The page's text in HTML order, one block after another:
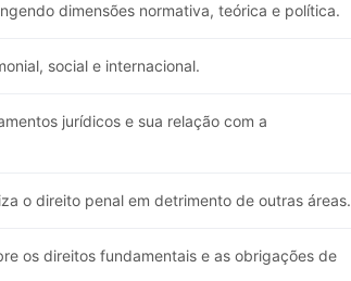
dimensões normativa, teórica e política.
social e internacional.
jurídicos e sua relação com a
o direito penal em detrimento de outras áreas.
os direitos fundamentais e as obrigações de